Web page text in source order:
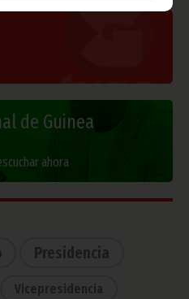
de Guinea
ahora
Presidencia
Vicepresidencia